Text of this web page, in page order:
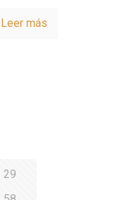
Leer más
29